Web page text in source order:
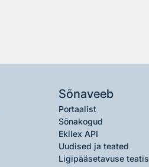
Sõnaveeb
Portaalist
Sõnakogud
Ekilex API
Uudised ja teated
Ligipääsetavuse teatis